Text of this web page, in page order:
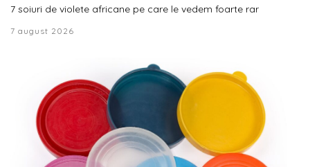
7 soiuri de violete africane pe care le vedem foarte rar
7 august 2026